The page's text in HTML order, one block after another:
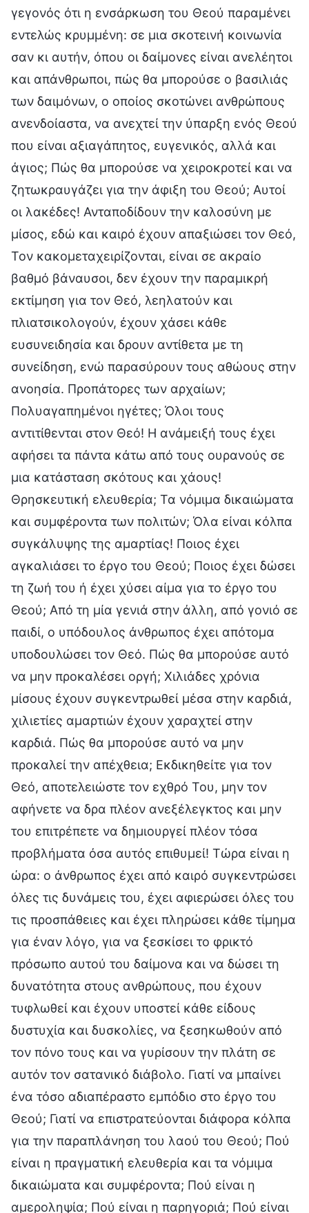
γεγονός ότι η ενσάρκωση του Θεού παραμένει
εντελώς κρυμμένη: σε μια σκοτεινή κοινωνία
σαν κι αυτήν, όπου οι δαίμονες είναι ανελέητοι
και απάνθρωποι, πώς θα μπορούσε ο βασιλιάς
των δαιμόνων, ο οποίος σκοτώνει ανθρώπους
ανενδοίαστα, να ανεχτεί την ύπαρξη ενός Θεού
που είναι αξιαγάπητος, ευγενικός, αλλά και
άγιος; Πώς θα μπορούσε να χειροκροτεί και να
ζητωκραυγάζει για την άφιξη του Θεού; Αυτοί
οι λακέδες! Ανταποδίδουν την καλοσύνη με
μίσος, εδώ και καιρό έχουν απαξιώσει τον Θεό,
Τον κακομεταχειρίζονται, είναι σε ακραίο
βαθμό βάναυσοι, δεν έχουν την παραμικρή
εκτίμηση για τον Θεό, λεηλατούν και
πλιατσικολογούν, έχουν χάσει κάθε
ευσυνειδησία και δρουν αντίθετα με τη
συνείδηση, ενώ παρασύρουν τους αθώους στην
ανοησία. Προπάτορες των αρχαίων;
Πολυαγαπημένοι ηγέτες; Όλοι τους
αντιτίθενται στον Θεό! Η ανάμειξή τους έχει
αφήσει τα πάντα κάτω από τους ουρανούς σε
μια κατάσταση σκότους και χάους!
Θρησκευτική ελευθερία; Τα νόμιμα δικαιώματα
και συμφέροντα των πολιτών; Όλα είναι κόλπα
συγκάλυψης της αμαρτίας! Ποιος έχει
αγκαλιάσει το έργο του Θεού; Ποιος έχει δώσει
τη ζωή του ή έχει χύσει αίμα για το έργο του
Θεού; Από τη μία γενιά στην άλλη, από γονιό σε
παιδί, ο υπόδουλος άνθρωπος έχει απότομα
υποδουλώσει τον Θεό. Πώς θα μπορούσε αυτό
να μην προκαλέσει οργή; Χιλιάδες χρόνια
μίσους έχουν συγκεντρωθεί μέσα στην καρδιά,
χιλιετίες αμαρτιών έχουν χαραχτεί στην
καρδιά. Πώς θα μπορούσε αυτό να μην
προκαλεί την απέχθεια; Εκδικηθείτε για τον
Θεό, αποτελειώστε τον εχθρό Του, μην τον
αφήνετε να δρα πλέον ανεξέλεγκτος και μην
του επιτρέπετε να δημιουργεί πλέον τόσα
προβλήματα όσα αυτός επιθυμεί! Τώρα είναι η
ώρα: ο άνθρωπος έχει από καιρό συγκεντρώσει
όλες τις δυνάμεις του, έχει αφιερώσει όλες του
τις προσπάθειες και έχει πληρώσει κάθε τίμημα
για έναν λόγο, για να ξεσκίσει το φρικτό
πρόσωπο αυτού του δαίμονα και να δώσει τη
δυνατότητα στους ανθρώπους, που έχουν
τυφλωθεί και έχουν υποστεί κάθε είδους
δυστυχία και δυσκολίες, να ξεσηκωθούν από
τον πόνο τους και να γυρίσουν την πλάτη σε
αυτόν τον σατανικό διάβολο. Γιατί να μπαίνει
ένα τόσο αδιαπέραστο εμπόδιο στο έργο του
Θεού; Γιατί να επιστρατεύονται διάφορα κόλπα
για την παραπλάνηση του λαού του Θεού; Πού
είναι η πραγματική ελευθερία και τα νόμιμα
δικαιώματα και συμφέροντα; Πού είναι η
αμεροληψία; Πού είναι η παρηγοριά; Πού είναι